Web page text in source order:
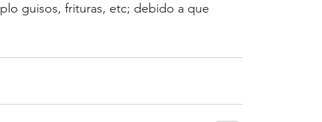
guisos, frituras, etc; debido a que